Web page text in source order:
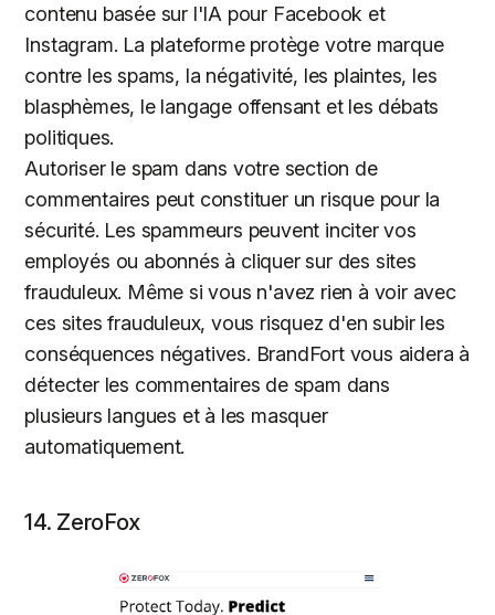
contenu basée sur l'IA pour Facebook et
Instagram. La plateforme protège votre marque
contre les spams, la négativité, les plaintes, les
blasphèmes, le langage offensant et les débats
politiques.
Autoriser le spam dans votre section de
commentaires peut constituer un risque pour la
sécurité. Les spammeurs peuvent inciter vos
employés ou abonnés à cliquer sur des sites
frauduleux. Même si vous n'avez rien à voir avec
ces sites frauduleux, vous risquez d'en subir les
conséquences négatives. BrandFort vous aidera à
détecter les commentaires de spam dans
plusieurs langues et à les masquer
automatiquement.
14. ZeroFox